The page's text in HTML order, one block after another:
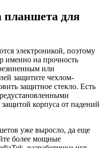
планшета для
электроникой, поэтому
именно на прочность
или
защитите чехлом-
защитное стекло. Есть
корпуса от падений
уже выросло, да еще
более мощные